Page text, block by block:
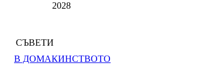
2028
СЪВЕТИ
В ДОМАКИНСТВОТО